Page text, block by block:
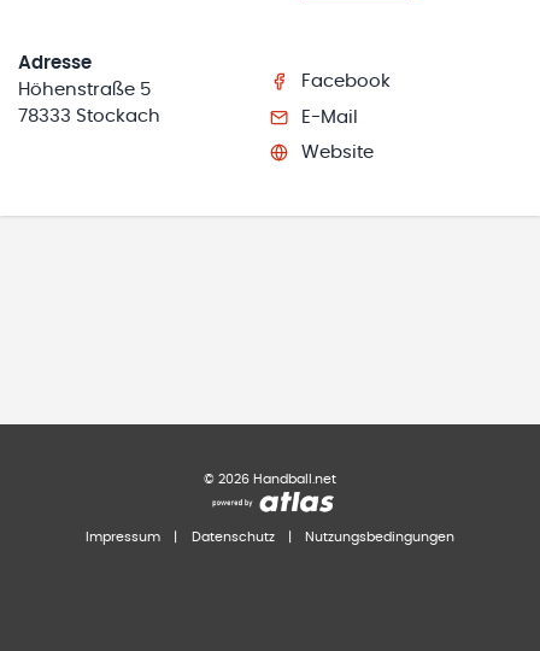
Adresse
Höhenstraße 5
78333 Stockach
Facebook
E-Mail
Website
© 2026 Handball.net
Impressum Datenschutz Nutzungsbedingungen